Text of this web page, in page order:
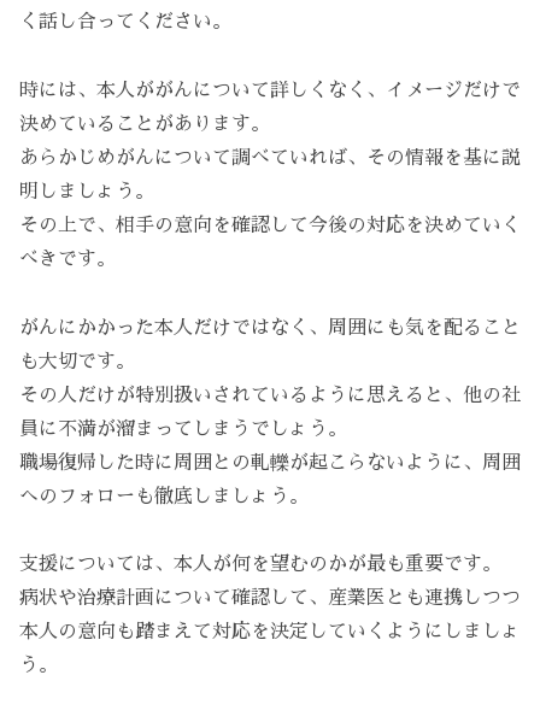
く話し合ってください。
時には、本人ががんについて詳しくなく、イメージだけで
決めていることがあります。
あらかじめがんについて調べていれば、その情報を基に説
明しましょう。
その上で、相手の意向を確認して今後の対応を決めていく
べきです。
がんにかかった本人だけではなく、周囲にも気を配ること
も大切です。
その人だけが特別扱いされているように思えると、他の社
員に不満が溜まってしまうでしょう。
職場復帰した時に周囲との軋轢が起こらないように、周囲
へのフォローも徹底しましょう。
支援については、本人が何を望むのかが最も重要です。
病状や治療計画について確認して、産業医とも連携しつつ
本人の意向も踏まえて対応を決定していくようにしましょ
う。